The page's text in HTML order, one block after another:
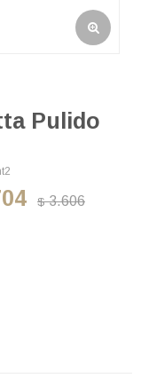
Pulido
$ 3.606